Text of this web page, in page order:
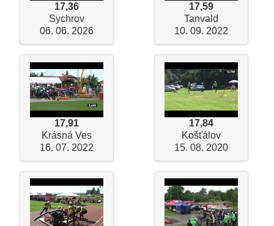
17,36
Sychrov
06. 06. 2026
17,59
Tanvald
10. 09. 2022
17,91
Krásná Ves
16. 07. 2022
17,84
Košťálov
15. 08. 2020